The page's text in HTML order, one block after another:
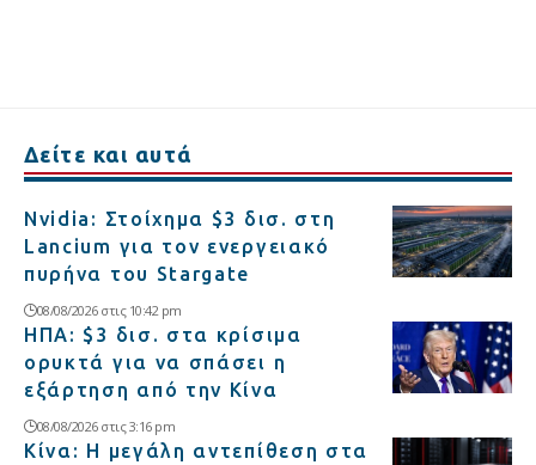
Δείτε και αυτά
Nvidia: Στοίχημα $3 δισ. στη
Lancium για τον ενεργειακό
πυρήνα του Stargate
08/08/2026 στις 10:42 pm
ΗΠΑ: $3 δισ. στα κρίσιμα
ορυκτά για να σπάσει η
εξάρτηση από την Κίνα
08/08/2026 στις 3:16 pm
Κίνα: Η μεγάλη αντεπίθεση στα